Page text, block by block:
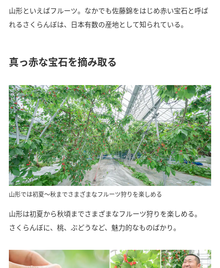
山形といえばフルーツ。なかでも佐藤錦をはじめ赤い宝石と呼ば
れるさくらんぼは、日本有数の産地として知られている。
真っ赤な宝石を摘み取る
山形では初夏～秋までさまざまなフルーツ狩りを楽しめる
山形は初夏から秋頃までさまざまなフルーツ狩りを楽しめる。
さくらんぼに、桃、ぶどうなど、魅力的なものばかり。